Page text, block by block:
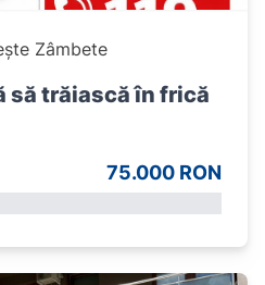
Zâmbete
să trăiască în frică
75.000 RON